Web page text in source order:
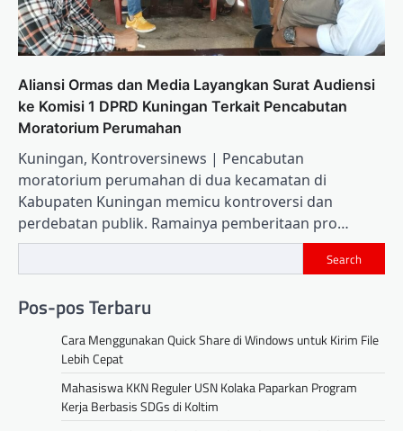
Aliansi Ormas dan Media Layangkan Surat Audiensi
ke Komisi 1 DPRD Kuningan Terkait Pencabutan
Moratorium Perumahan
Kuningan, Kontroversinews | Pencabutan
moratorium perumahan di dua kecamatan di
Kabupaten Kuningan memicu kontroversi dan
perdebatan publik. Ramainya pemberitaan pro…
Search
Pos-pos Terbaru
Cara Menggunakan Quick Share di Windows untuk Kirim File
Lebih Cepat
Mahasiswa KKN Reguler USN Kolaka Paparkan Program
Kerja Berbasis SDGs di Koltim